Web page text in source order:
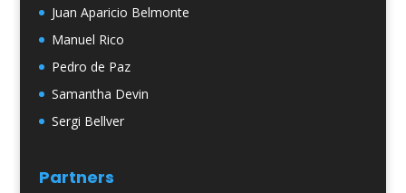
Juan Aparicio Belmonte
Manuel Rico
Pedro de Paz
Samantha Devin
Sergi Bellver
Partners